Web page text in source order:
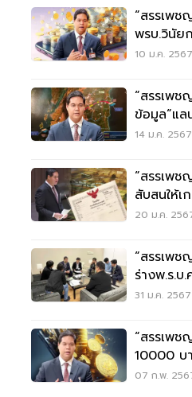
“สรรเพช
พรบ.วินัย
วอลเล็ต
10 ม.ค.
“สรรเพช
ข้อมูล“แล
ประเทศ
14 ม.ค.
“สรรเพช
สับสนให้เ
ที่ดิน กับ
20 ม.ค.
“สรรเพช
ร่างพ.ร.บ
แอลกอฮอ
31 ม.ค.
“สรรเพ
10000 บ
ความจริงกั
07 ก.พ.